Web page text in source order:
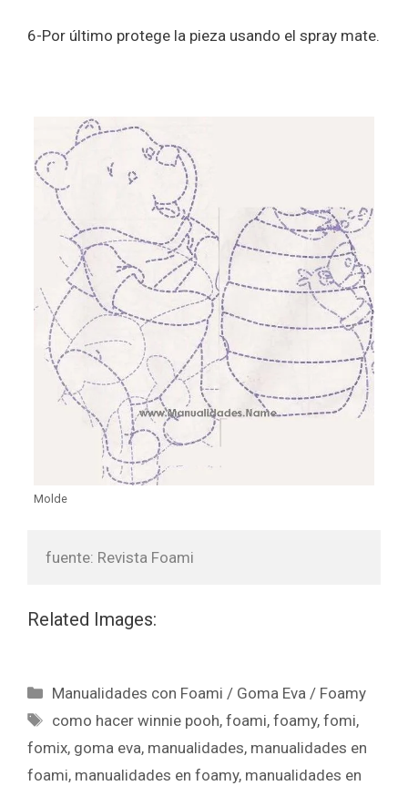
6-Por último protege la pieza usando el spray mate.
Molde
fuente: Revista Foami
Related Images:
Manualidades con Foami / Goma Eva / Foamy
como hacer winnie pooh,foami,foamy,fomi,
fomix, goma eva, manualidades, manualidades en
foami, manualidades en foamy, manualidades en